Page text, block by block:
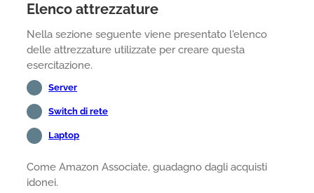
Elenco attrezzature
Nella sezione seguente viene presentato l'elenco
delle attrezzature utilizzate per creare questa
esercitazione.
Server
Switch di rete
Laptop
Come Amazon Associate, guadagno dagli acquisti
idonei.